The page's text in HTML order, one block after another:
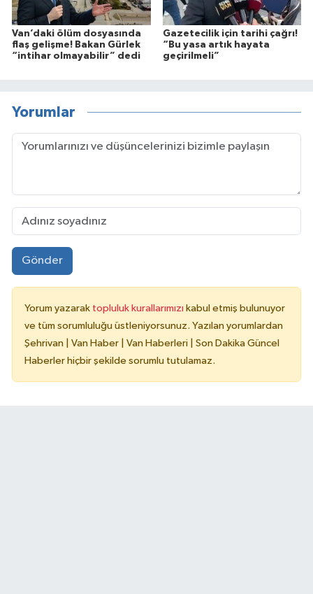
Van’daki ölüm dosyasında
flaş gelişme! Bakan Gürlek
“intihar olmayabilir” dedi
Gazetecilik için tarihi çağrı!
“Bu yasa artık hayata
geçirilmeli”
Yorumlar
Gönder
Yorum yazarak topluluk kurallarımızı kabul etmiş bulunuyor
ve tüm sorumluluğu üstleniyorsunuz. Yazılan yorumlardan
Şehrivan | Van Haber | Van Haberleri | Son Dakika Güncel
Haberler hiçbir şekilde sorumlu tutulamaz.